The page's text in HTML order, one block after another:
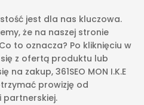
jest dla nas kluczowa.
że na naszej stronie
to oznacza? Po kliknięciu w
z ofertą produktu lub
na zakup, 361SEO MON I.K.E
prowizję od